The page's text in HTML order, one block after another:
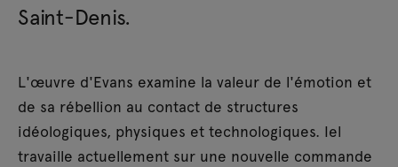
Saint-Denis.
L'œuvre d'Evans examine la valeur de l'émotion et
de sa rébellion au contact de structures
idéologiques, physiques et technologiques. Iel
travaille actuellement sur une nouvelle commande